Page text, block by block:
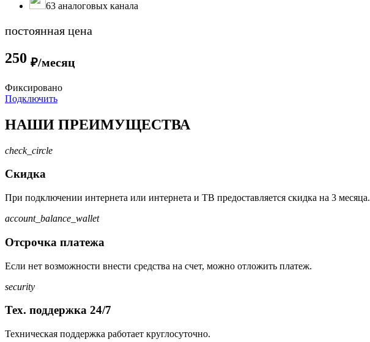
63 аналоговых канала
постоянная цена
250 ₽/месяц
Фиксировано
Подключить
НАШИ ПРЕИМУЩЕСТВА
check_circle
Скидка
При подключении интернета или интернета и ТВ предоставляется скидка на 3 месяца.
account_balance_wallet
Отсрочка платежа
Если нет возможности внести средства на счет, можно отложить платеж.
security
Тех. поддержка 24/7
Техническая поддержка работает круглосуточно.